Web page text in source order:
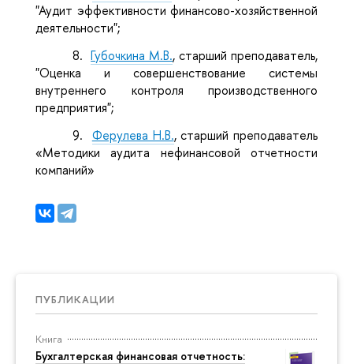
ПУБЛИКАЦИИ
Книга
Бухгалтерская финансовая отчетность:
"Аудит эффективности финансово-хозяйственной
деятельности";
8. Губочкина М.В., старший преподаватель,
"Оценка и совершенствование системы
внутреннего контроля производственного
предприятия";
9. Ферулева Н.В., старший преподаватель
«Методики аудита нефинансовой отчетности
компаний»